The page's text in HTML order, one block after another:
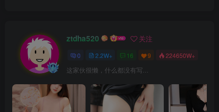
ztdha520 关注
0 2.2W+ 16 9 224650W+
这家伙很懒，什么都没有写...